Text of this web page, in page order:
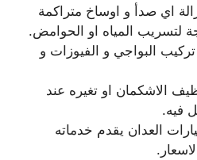
اي صدأ و اوساخ متراكمة
لتسريب المياه او الحوامض.
البواجي و الفيوزات و
الاشكمان او تغيره عند
فيه.
العدان يقدم خدماته